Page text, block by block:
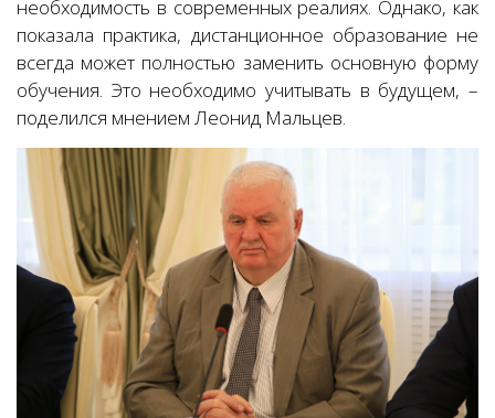
необходимость в современных реалиях. Однако, как
показала практика, дистанционное образование не
всегда может полностью заменить основную форму
обучения. Это необходимо учитывать в будущем, –
поделился мнением Леонид Мальцев.